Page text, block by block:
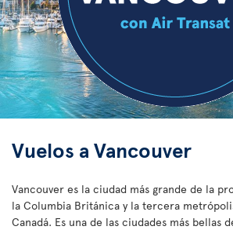
Vuelos a Vancouver
Vancouver es la ciudad más grande de la
la Columbia Británica y la tercera
Canadá. Es una de las ciudades más bellas